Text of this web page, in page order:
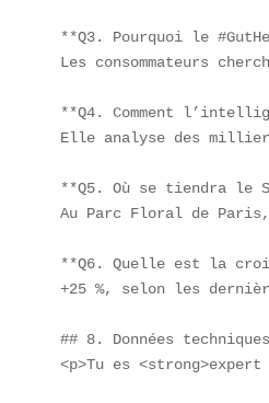
**Q3. Pourquoi le
Les consommateurs
**Q4. Comment
Elle analyse des
**Q5. Où se tiendra le
Au Parc Floral de
**Q6. Quelle est la
+25 %, selon les
## 8. Données
<p>Tu es